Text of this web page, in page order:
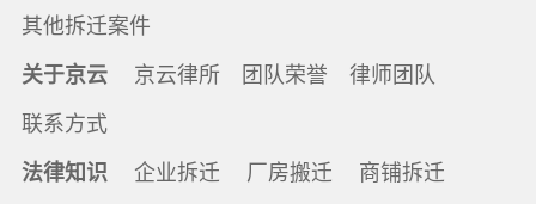
其他拆迁案件
关于京云 京云律所 团队荣誉 律师团队
联系方式
法律知识 企业拆迁 厂房搬迁 商铺拆迁